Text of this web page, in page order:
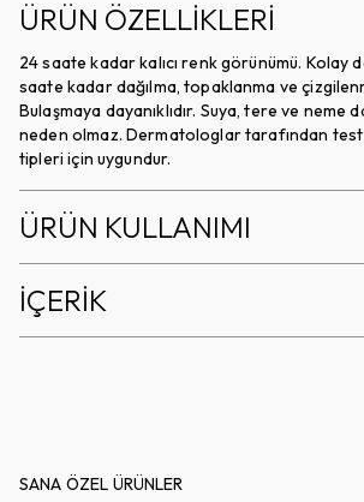
formülü ile doğal güneş öpücüğü etkisini
hissedin.
ÜRÜN ÖZELLİKLERİ
24 saate kadar kalıcı renk görünümü. Kolay
saate kadar dağılma, topaklanma ve
Bulaşmaya dayanıklıdır. Suya, tere ve neme
neden olmaz. Dermatologlar tarafından test
tipleri için uygundur.
ÜRÜN KULLANIMI
İÇERİK
SANA ÖZEL ÜRÜNLER